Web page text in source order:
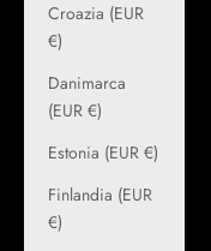
Croazia (EUR
€)
Danimarca
(EUR €)
Estonia (EUR €)
Finlandia (EUR
€)